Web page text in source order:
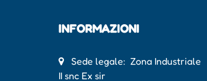
INFORMAZIONI
Sede legale: Zona Industriale
II snc Ex sir